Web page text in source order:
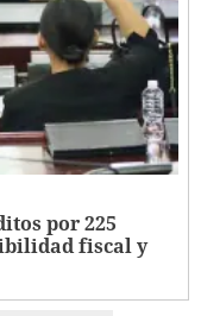
por 225
fiscal y